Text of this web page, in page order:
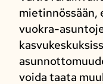
vuokra-
voida taata